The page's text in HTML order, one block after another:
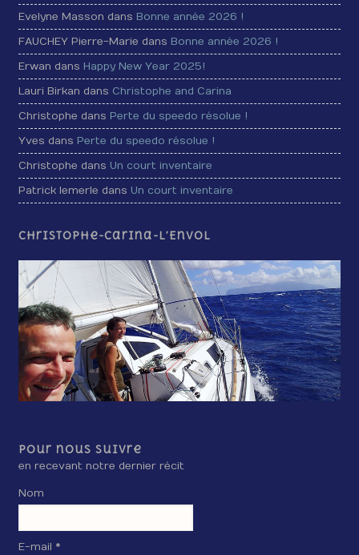
Evelyne Masson dans Bonne année 2026 !
FAUCHEY Pierre-Marie dans Bonne année 2026 !
Erwan dans Happy New Year 2025!
Lauri Birkan dans Christophe and Carina
Christophe dans Perte du speedo résolue !
Yves dans Perte du speedo résolue !
Christophe dans Un court inventaire
Patrick lemerle dans Un court inventaire
Christophe-Carina-L’Envol
Pour nous suivre
en recevant notre dernier récit
Nom
E-mail *